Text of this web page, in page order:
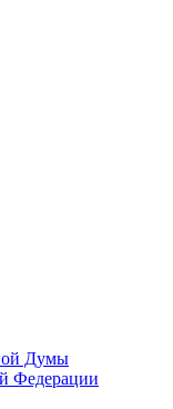
Думы
Федерации